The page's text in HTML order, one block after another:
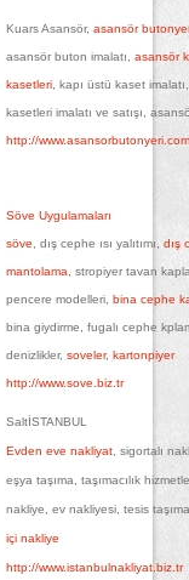
Kuars Asansör, asansör
asansör buton imalatı, asansör
kasetleri, kapı üstü kaset
kasetleri imalatı ve satışı,
http://www.asansorbutonyeri.com
Söve Uygulamaları
söve , dış cephe ısı yalıtımı, dış
mantolama , stropiyer tavan
pencere modelleri, bina cephe
bina giydirme, fugalı cephe
denizlikler, soveler, kartonpiyer
http://www.sove.biz.tr
SaltİSTANBUL
Evden eve nakliyat, sigortalı
eşya taşıma, taşımacılık
nakliye, ev nakliyesi, tesis
içi nakliye
http://www.istanbulnakliyat.biz.tr